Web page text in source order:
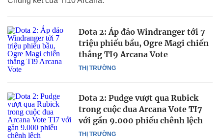
THỊ TRƯỜNG
Dota 2: Áp đảo Windranger tới 7
triệu phiếu bầu, Ogre Magi chiến
thắng TI9 Arcana Vote
THỊ TRƯỜNG
Dota 2: Pudge vượt qua Rubick
trong cuộc đua Arcana Vote TI7
với gần 9.000 phiếu chênh lệch